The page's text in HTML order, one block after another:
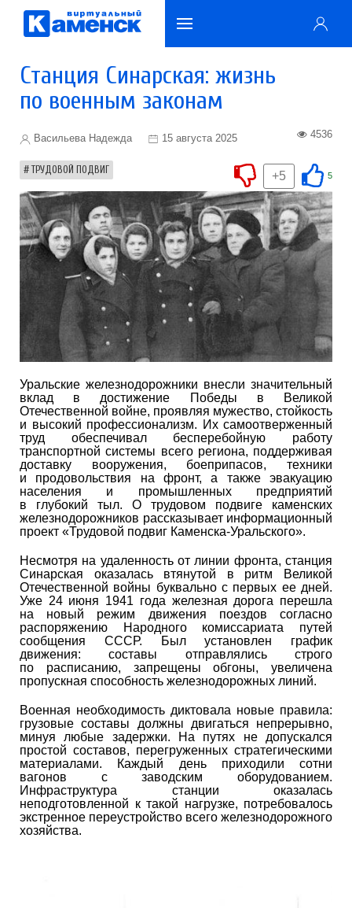
Станция Синарская: жизнь
по военным законам
Васильева Надежда 15 августа 2025 4536
ТРУДОВОЙ ПОДВИГ 5
+5
Уральские железнодорожники внесли значительный
вклад в достижение Победы в Великой
Отечественной войне, проявляя мужество, стойкость
и высокий профессионализм. Их самоотверженный
труд обеспечивал бесперебойную работу
транспортной системы всего региона, поддерживая
доставку вооружения, боеприпасов, техники
и продовольствия на фронт, а также эвакуацию
населения и промышленных предприятий
в глубокий тыл. О трудовом подвиге каменских
железнодорожников рассказывает информационный
проект «Трудовой подвиг Каменска-Уральского».
Несмотря на удаленность от линии фронта, станция
Синарская оказалась втянутой в ритм Великой
Отечественной войны буквально с первых ее дней.
Уже 24 июня 1941 года железная дорога перешла
на новый режим движения поездов согласно
распоряжению Народного комиссариата путей
сообщения СССР. Был установлен график
движения: составы отправлялись строго
по расписанию, запрещены обгоны, увеличена
пропускная способность железнодорожных линий.
Военная необходимость диктовала новые правила:
грузовые составы должны двигаться непрерывно,
минуя любые задержки. На путях не допускался
простой составов, перегруженных стратегическими
материалами. Каждый день приходили сотни
вагонов с заводским оборудованием.
Инфраструктура станции оказалась
неподготовленной к такой нагрузке, потребовалось
экстренное переустройство всего железнодорожного
хозяйства.